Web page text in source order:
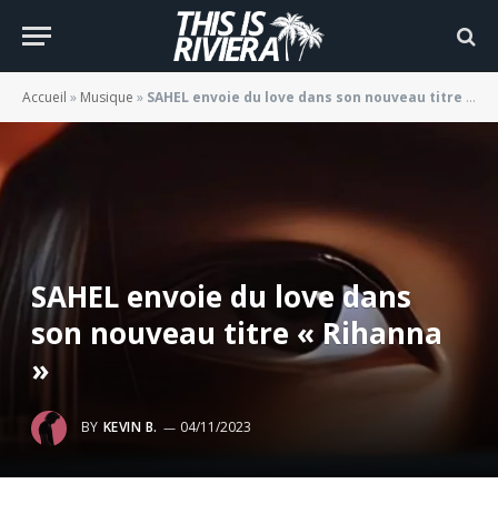
Accueil » Musique » SAHEL envoie du love dans son nouveau titre « Rihanna »
SAHEL envoie du love dans
son nouveau titre « Rihanna
»
BY KEVIN B. 04/11/2023